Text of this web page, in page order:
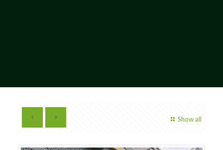
Show all